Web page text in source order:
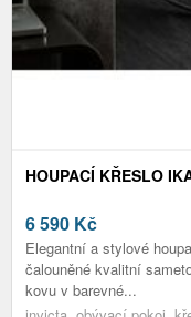
HOUPACÍ KŘESLO
6 590 Kč
Elegantní a stylové
čalouněné kvalitní
kovu v barevné...